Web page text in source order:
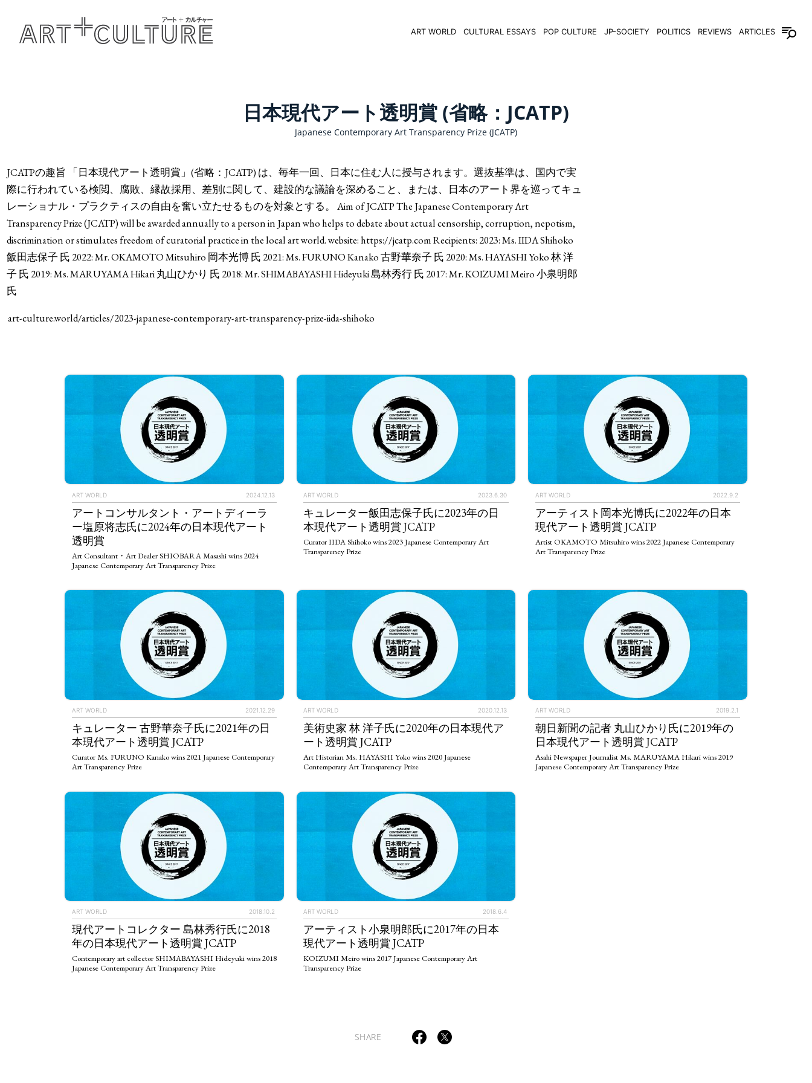
ART WORLD CULTURAL ESSAYS POP CULTURE JP-SOCIETY POLITICS REVIEWS ARTICLES
TAGS PEOPLE RANKING
ART WORLD CULTURAL ESSAYS POP CULTURE JP-SOCIETY POLITICS REVIEWS ARTICLES
日本現代アート透明賞 (省略：JCATP)
Japanese Contemporary Art Transparency Prize (JCATP)
JCATPの趣旨 「日本現代アート透明賞」(省略：JCATP) は、毎年一回、日本に住む人に授与されます。選抜基準は、国内で実
際に行われている検閲、腐敗、縁故採用、差別に関して、建設的な議論を深めること、または、日本のアート界を巡ってキュ
レーショナル・プラクティスの自由を奮い立たせるものを対象とする。 Aim of JCATP The Japanese Contemporary Art
Transparency Prize (JCATP) will be awarded annually to a person in Japan who helps to debate about actual censorship, corruption, nepotism,
discrimination or stimulates freedom of curatorial practice in the local art world. website: https://jcatp.com Recipients: 2023: Ms. IIDA Shihoko
飯田志保子 氏 2022: Mr. OKAMOTO Mitsuhiro 岡本光博 氏 2021: Ms. FURUNO Kanako 古野華奈子 氏 2020: Ms. HAYASHI Yoko 林 洋
子 氏 2019: Ms. MARUYAMA Hikari 丸山ひかり 氏 2018: Mr. SHIMABAYASHI Hideyuki 島林秀行 氏 2017: Mr. KOIZUMI Meiro 小泉明郎
氏
art-culture.world/articles/2023-japanese-contemporary-art-transparency-prize-iida-shihoko
ART WORLD 2024.12.13
アートコンサルタント・アートディーラ
ー塩原将志氏に2024年の日本現代アート
透明賞
Art Consultant・Art Dealer SHIOBARA Masashi wins 2024
Japanese Contemporary Art Transparency Prize
ART WORLD 2023.6.30
キュレーター飯田志保子氏に2023年の日
本現代アート透明賞 JCATP
Curator IIDA Shihoko wins 2023 Japanese Contemporary Art
Transparency Prize
ART WORLD 2022.9.2
アーティスト岡本光博氏に2022年の日本
現代アート透明賞 JCATP
Artist OKAMOTO Mitsuhiro wins 2022 Japanese Contemporary
Art Transparency Prize
ART WORLD 2021.12.29
キュレーター 古野華奈子氏に2021年の日
本現代アート透明賞 JCATP
Curator Ms. FURUNO Kanako wins 2021 Japanese Contemporary
Art Transparency Prize
ART WORLD 2020.12.13
美術史家 林 洋子氏に2020年の日本現代ア
ート透明賞 JCATP
Art Historian Ms. HAYASHI Yoko wins 2020 Japanese
Contemporary Art Transparency Prize
ART WORLD 2019.2.1
朝日新聞の記者 丸山ひかり氏に2019年の
日本現代アート透明賞 JCATP
Asahi Newspaper Journalist Ms. MARUYAMA Hikari wins 2019
Japanese Contemporary Art Transparency Prize
ART WORLD 2018.10.2
現代アートコレクター 島林秀行氏に2018
年の日本現代アート透明賞 JCATP
Contemporary art collector SHIMABAYASHI Hideyuki wins 2018
Japanese Contemporary Art Transparency Prize
ART WORLD 2018.6.4
アーティスト小泉明郎氏に2017年の日本
現代アート透明賞 JCATP
KOIZUMI Meiro wins 2017 Japanese Contemporary Art
Transparency Prize
SHARE